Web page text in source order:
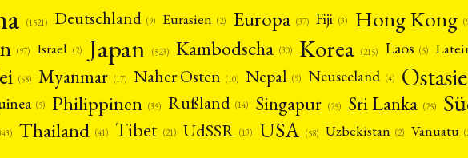
(1521) Deutschland (9) Eurasien (2) Europa (37) Fiji (3) Hong Kong
(97) Israel (2) Japan (523) Kambodscha (30) Korea (215) Laos (5)
(58) Myanmar (17) Naher Osten (10) Nepal (9) Neuseeland (4)
(5) Philippinen (35) Rußland (14) Singapur (25) Sri Lanka (25)
Thailand (41) Tibet (21) UdSSR (13) USA (58) Uzbekistan (2) Vanuatu